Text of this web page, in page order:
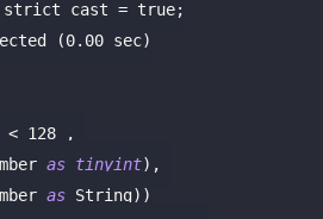
= true;
(0.00 sec)
< 128
,
as tinyint) ,
as String) )